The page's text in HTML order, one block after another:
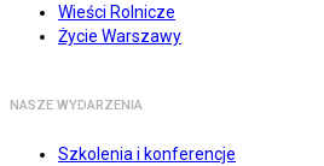
Wieści Rolnicze
Życie Warszawy
NASZE WYDARZENIA
Szkolenia i konferencje